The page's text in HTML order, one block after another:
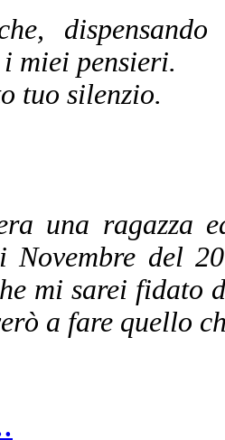
miei pensieri.
tuo silenzio.
una ragazza
del
mi sarei fidato
a fare quello